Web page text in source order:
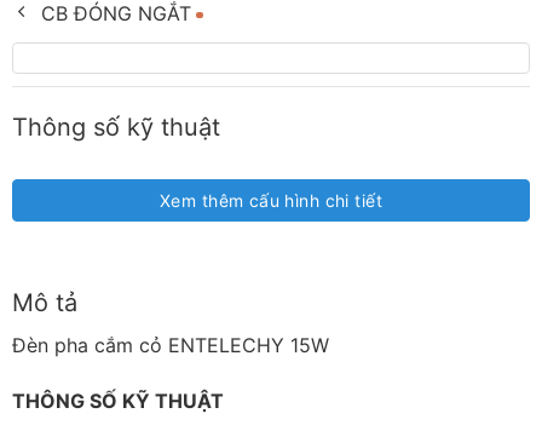
CB ĐÓNG NGẮT
Mô tả
Đèn pha cắm cỏ ENTELECHY 15W
THÔNG SỐ KỸ THUẬT
Thông số kỹ thuật
Xem thêm cấu hình chi tiết